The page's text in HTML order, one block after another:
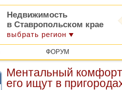
Недвижимость
в Ставропольском крае
выбрать регион
ФОРУМ
Ментальный
его ищут в